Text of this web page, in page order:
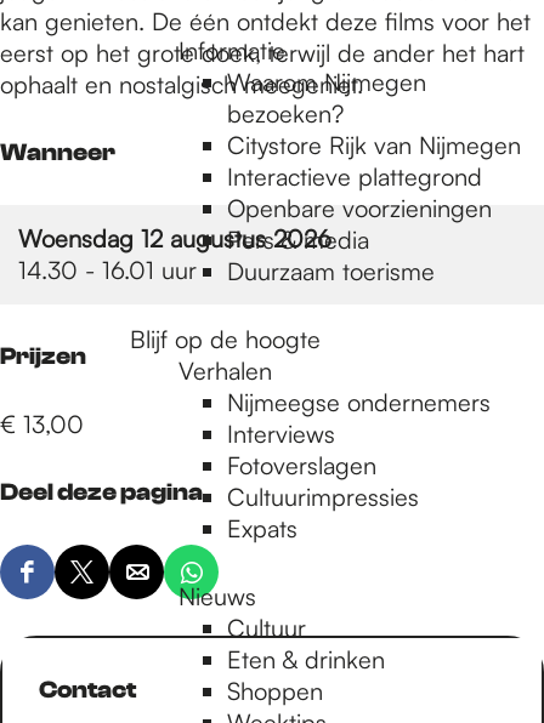
Informatie
Waarom Nijmegen
bezoeken?
Citystore Rijk van Nijmegen
Interactieve plattegrond
Openbare voorzieningen
Pers & media
Duurzaam toerisme
Blijf op de hoogte
Verhalen
Nijmeegse ondernemers
Interviews
Fotoverslagen
Cultuurimpressies
Expats
Nieuws
Cultuur
Eten & drinken
Shoppen
kan genieten. De één ontdekt deze films voor het
eerst op het grote doek, terwijl de ander het hart
ophaalt en nostalgisch meegeniet.
Wanneer
Woensdag 12 augustus 2026
14.30 - 16.01 uur
Prijzen
€ 13,00
Deel deze pagina
D
e
D
e
l
D
e
l
D
e
d
Contact